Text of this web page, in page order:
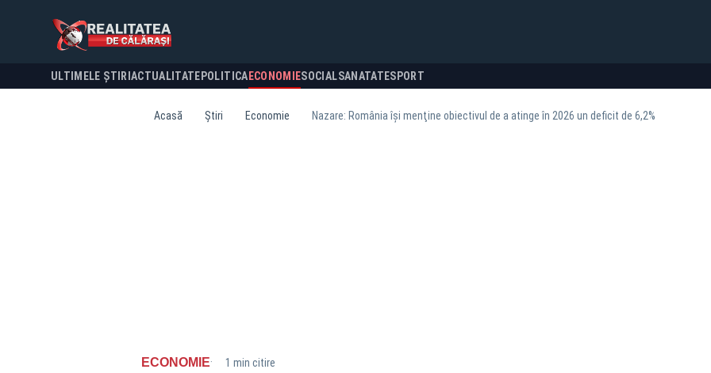
ULTIMELE ȘTIRI ACTUALITATE POLITICA ECONOMIESOCIALSANATATESPORT
Acasă Știri Economie Nazare: România îşi menţine obiectivul de a atinge în 2026 un deficit de 6,2%
ECONOMIE· 1 min citire